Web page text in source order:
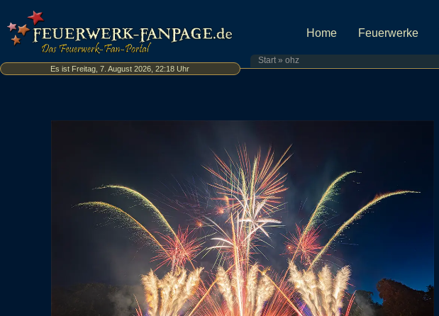
Es ist Freitag, 7. August 2026, 22:18 Uhr
Home Feuerwerke
Start» ohz